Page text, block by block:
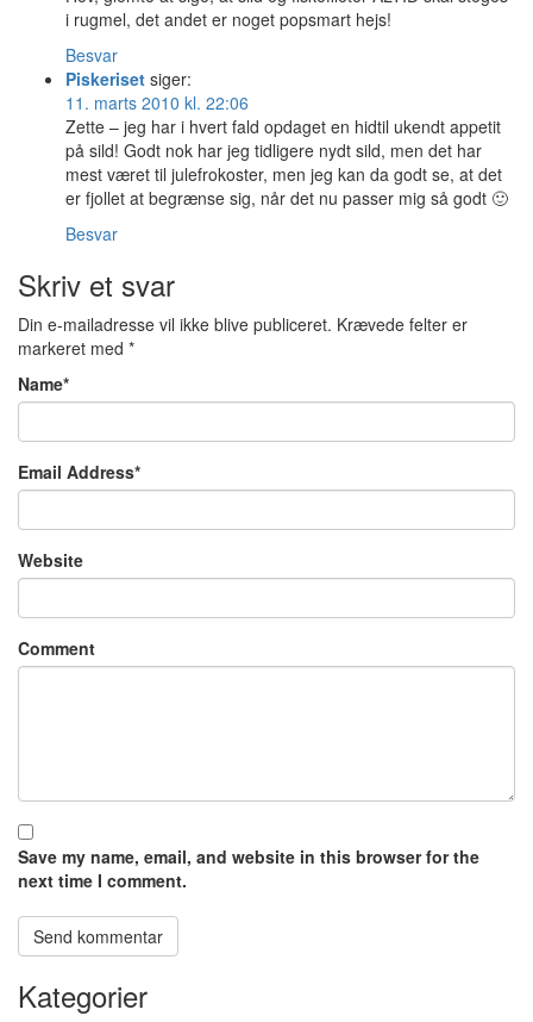
i rugmel, det andet er noget popsmart hejs!
Besvar
Piskeriset siger:
11. marts 2010 kl. 22:06
Zette – jeg har i hvert fald opdaget en hidtil ukendt appetit
på sild! Godt nok har jeg tidligere nydt sild, men det har
mest været til julefrokoster, men jeg kan da godt se, at det
er fjollet at begrænse sig, når det nu passer mig så godt 🙂
Besvar
Skriv et svar
Din e-mailadresse vil ikke blive publiceret. Krævede felter er
markeret med *
Name*
Email Address*
Website
Comment
Save my name, email, and website in this browser for the
next time I comment.
Kategorier